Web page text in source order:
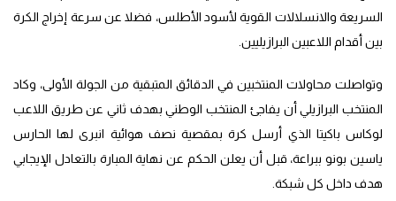
السريعة والانسلالات القوية لأسود الأطلس، فضلا عن سرعة إخراج الكرة
بين أقدام اللاعبين البرازيليين.
وتواصلت محاولات المنتخبين في الدقائق المتبقية من الجولة الأولى، وكاد
المنتخب البرازيلي أن يفاجئ المنتخب الوطني بهدف ثاني عن طريق اللاعب
لوكاس باكيتا الذي أرسل كرة بمقصية نصف هوائية انبرى لها الحارس
ياسين بونو ببراعة، قبل أن يعلن الحكم عن نهاية المبارة بالتعادل الإيجابي
هدف داخل كل شبكة.